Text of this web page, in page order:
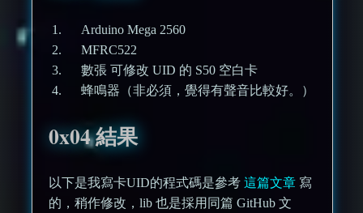
Arduino Mega 2560
MFRC522
數張 可修改 UID 的 S50 空白卡
蜂鳴器（非必須，覺得有聲音比較好。）
0x04 結果
以下是我寫卡UID的程式碼是參考這篇文章 寫
的，稍作修改，lib 也是採用同篇 GitHub 文